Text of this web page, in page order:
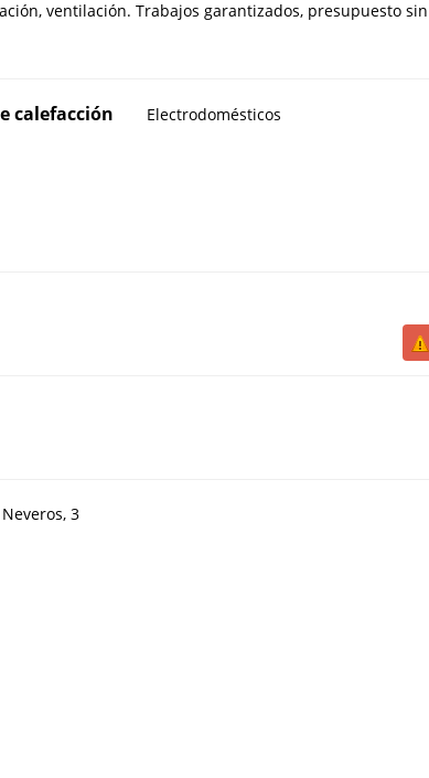
ventilación. Trabajos garantizados, presupuesto
calefacción Electrodomésticos
3